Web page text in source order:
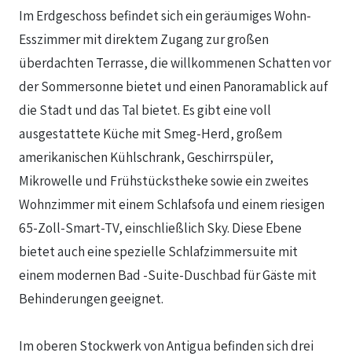
Im Erdgeschoss befindet sich ein geräumiges Wohn-
Esszimmer mit direktem Zugang zur großen
überdachten Terrasse, die willkommenen Schatten vor
der Sommersonne bietet und einen Panoramablick auf
die Stadt und das Tal bietet. Es gibt eine voll
ausgestattete Küche mit Smeg-Herd, großem
amerikanischen Kühlschrank, Geschirrspüler,
Mikrowelle und Frühstückstheke sowie ein zweites
Wohnzimmer mit einem Schlafsofa und einem riesigen
65-Zoll-Smart-TV, einschließlich Sky. Diese Ebene
bietet auch eine spezielle Schlafzimmersuite mit
einem modernen Bad -Suite-Duschbad für Gäste mit
Behinderungen geeignet.
Im oberen Stockwerk von Antigua befinden sich drei